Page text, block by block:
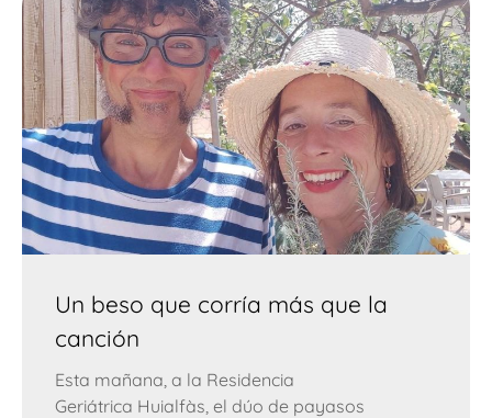
Un beso que corría más que la
canción
Esta mañana, a la Residencia
Geriátrica Huialfàs, el dúo de payasos